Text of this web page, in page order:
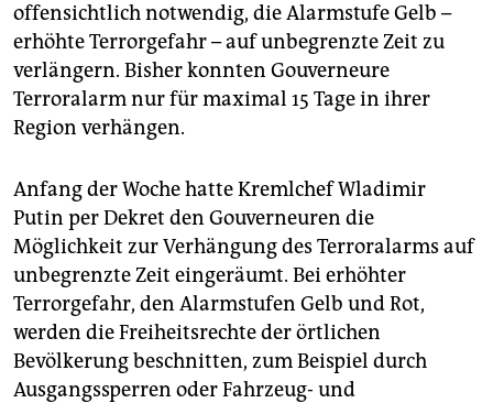
offensichtlich notwendig, die Alarmstufe Gelb –
erhöhte Terrorgefahr – auf unbegrenzte Zeit zu
verlängern. Bisher konnten Gouverneure
Terroralarm nur für maximal 15 Tage in ihrer
Region verhängen.
Anfang der Woche hatte Kremlchef Wladimir
Putin per Dekret den Gouverneuren die
Möglichkeit zur Verhängung des Terroralarms auf
unbegrenzte Zeit eingeräumt. Bei erhöhter
Terrorgefahr, den Alarmstufen Gelb und Rot,
werden die Freiheitsrechte der örtlichen
Bevölkerung beschnitten, zum Beispiel durch
Ausgangssperren oder Fahrzeug- und